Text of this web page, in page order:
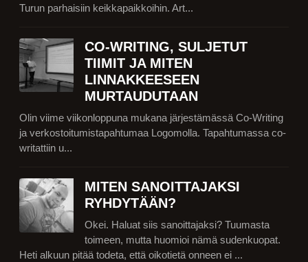
Turun parhaisiin keikkapaikkoihin. Art...
CO-WRITING, SULJETUT
TIIMIT JA MITEN
LINNAKKEESEEN
MURTAUDUTAAN
Olin viime viikonloppuna mukana järjestämässä Co-Writing
ja verkostoitumistapahtumaa Logomolla. Tapahtumassa co-
writattiin u...
MITEN SANOITTAJAKSI
RYHDYTÄÄN?
Okei. Haluat siis sanoittajaksi? Tuumasta
toimeen, mutta huomioi nämä sudenkuopat.
Heti alkuun pitää todeta, että oikotietä onneen ei ...